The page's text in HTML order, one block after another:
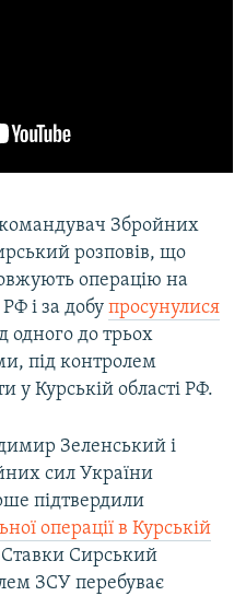
Збройних
розповів, що
операцію на
РФ і за добу просунулися
одного до трьох
під контролем
у Курській області РФ.
Зеленський і
сил України
підтвердили
операції в Курській
Ставки Сирський
ЗСУ перебуває